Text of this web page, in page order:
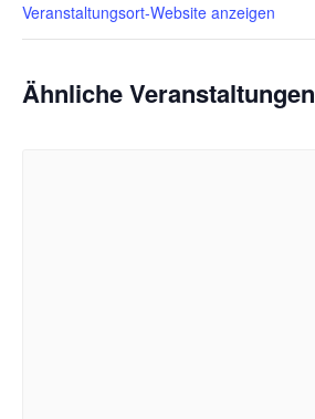
Veranstaltungsort-Website anzeigen
Ähnliche Veranstaltungen